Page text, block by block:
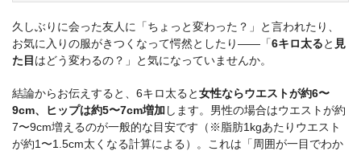
久しぶりに会った友人に「ちょっと変わった？」と言われたり、
お気に入りの服がきつくなって愕然としたり——「6キロ太ると 見
た目 はどう変わるの？」と気になっていませんか。
結論からお伝えすると、6キロ太ると女性ならウエストが約6〜
9cm、ヒップは約5〜7cm増加 します。男性の場合はウエストが約
7〜9cm増えるのが一般的な目安です（※脂肪1kgあたりウエスト
が約1〜1.5cm太くなる計算による）。これは「周囲が一目でわか